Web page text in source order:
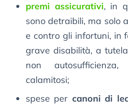
premi assicurativi, in
sono detraibili, ma solo
e contro gli infortuni, in
grave disabilità, a
non
calamitosi;
spese per canoni di